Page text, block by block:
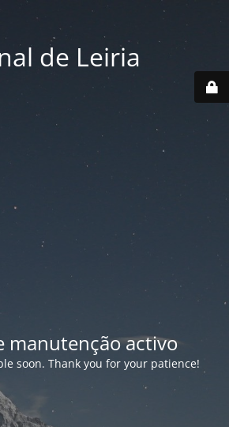
de Leiria
manutenção activo
soon. Thank you for your patience!